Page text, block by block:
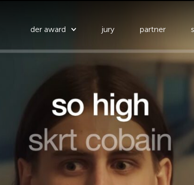
der award jury partner